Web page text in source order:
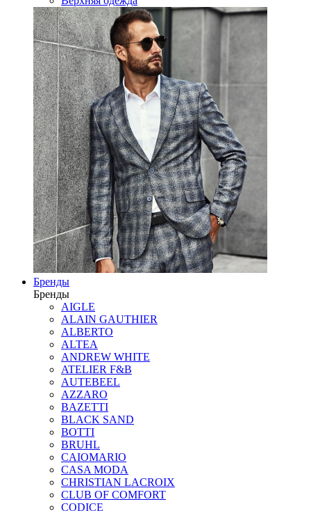
Бренды
Бренды
AIGLE
ALAIN GAUTHIER
ALBERTO
ALTEA
ANDREW WHITE
ATELIER F&B
AUTEBEEL
AZZARO
BAZETTI
BLACK SAND
BOTTI
BRUHL
CAIOMARIO
CASA MODA
CHRISTIAN LACROIX
CLUB OF COMFORT
CODICE